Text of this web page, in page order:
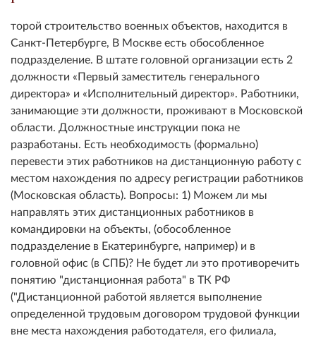
торой строительство военных объектов, находится в
Санкт-Петербурге, В Москве есть обособленное
подразделение. В штате головной организации есть 2
должности «Первый заместитель генерального
директора» и «Исполнительный директор». Работники,
занимающие эти должности, проживают в Московской
области. Должностные инструкции пока не
разработаны. Есть необходимость (формально)
перевести этих работников на дистанционную работу с
местом нахождения по адресу регистрации работников
(Московская область). Вопросы: 1) Можем ли мы
направлять этих дистанционных работников в
командировки на объекты, (обособленное
подразделение в Екатеринбурге, например) и в
головной офис (в СПБ)? Не будет ли это противоречить
понятию "дистанционная работа" в ТК РФ
("Дистанционной работой является выполнение
определенной трудовым договором трудовой функции
вне места нахождения работодателя, его филиала,